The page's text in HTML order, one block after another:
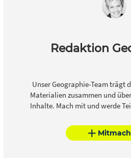
Redaktion
Unser Geographie-Team trägt
Materialien zusammen und
Inhalte. Mach mit und werde